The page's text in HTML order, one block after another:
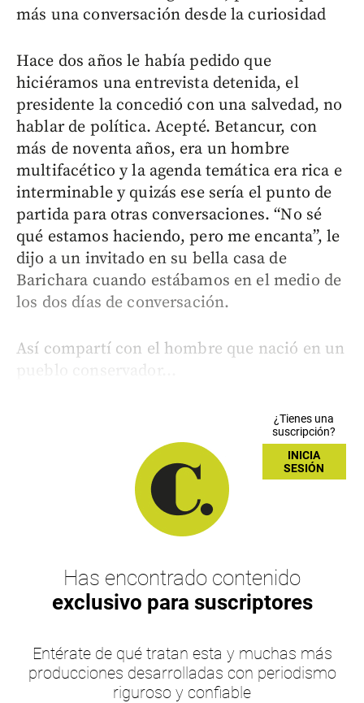
más una conversación desde la curiosidad
Hace dos años le había pedido que
hiciéramos una entrevista detenida, el
presidente la concedió con una salvedad, no
hablar de política. Acepté. Betancur, con
más de noventa años, era un hombre
multifacético y la agenda temática era rica e
interminable y quizás ese sería el punto de
partida para otras conversaciones. “No sé
qué estamos haciendo, pero me encanta”, le
dijo a un invitado en su bella casa de
Barichara cuando estábamos en el medio de
los dos días de conversación.
Así compartí con el hombre que nació en un
pueblo conservador...
¿Tienes una
suscripción?
INICIA
SESIÓN
Has encontrado contenido
exclusivo para suscriptores
Entérate de qué tratan esta y muchas más
producciones desarrolladas con periodismo
riguroso y confiable